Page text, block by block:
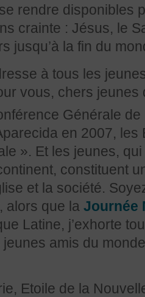
rendre disponibles
crainte : Jésus, le
jusqu’à la fin du
à tous les
vous, chers jeunes
Générale de
en 2007,
». Et les jeunes,
constituent
et la société.
alors que la Journée
Latine, j’exhorte
amis du
Etoile de la